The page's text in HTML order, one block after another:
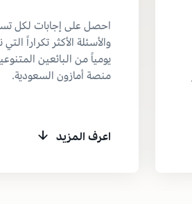
احصل على إجابات لكل
والأسئلة الأكثر تكراراً التي
يومياً من البائعين
منصة أمازون السعودية.
اعرف المزيد